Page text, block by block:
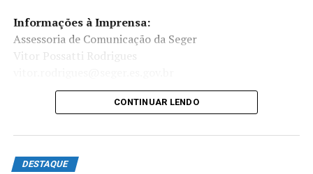
Informações à Imprensa:
Assessoria de Comunicação da Seger
Vitor Possatti Rodrigues
CONTINUAR LENDO
DESTAQUE